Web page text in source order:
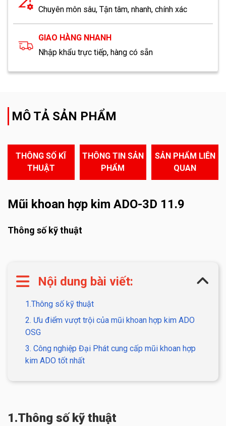
Chuyên môn sâu, Tận tâm, nhanh, chính xác
GIAO HÀNG NHANH
Nhập khẩu trực tiếp, hàng có sẵn
MÔ TẢ SẢN PHẨM
THÔNG SỐ KĨ
THUẬT
THÔNG TIN SẢN
PHẨM
SẢN PHẨM LIÊN
QUAN
Mũi khoan hợp kim ADO-3D 11.9
Thông số kỹ thuật
Nội dung bài viết:
1.Thông số kỹ thuật
2. Ưu điểm vượt trội của mũi khoan hợp kim ADO
OSG
3. Công nghiệp Đại Phát cung cấp mũi khoan hợp
kim ADO tốt nhất
1.Thông số kỹ thuật